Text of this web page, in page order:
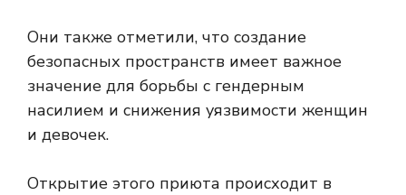
Они также отметили, что создание
безопасных пространств имеет важное
значение для борьбы с гендерным
насилием и снижения уязвимости женщин
и девочек.
Открытие этого приюта происходит в